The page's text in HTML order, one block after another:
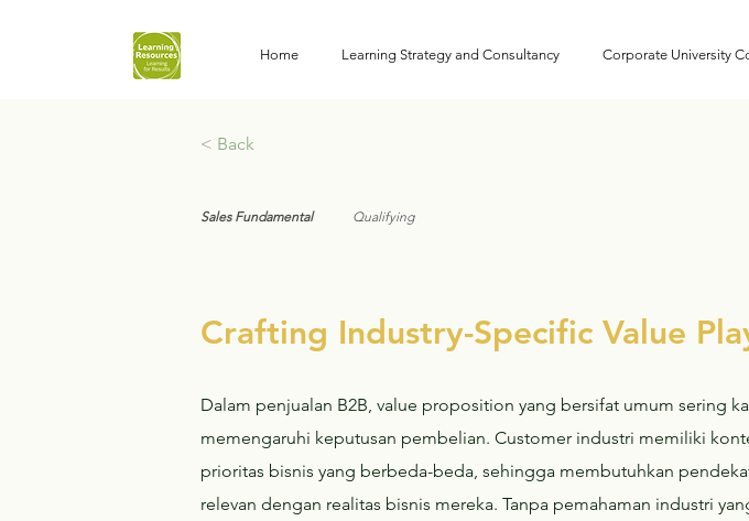
Home Learning Strategy and Consultancy Corporate University
< Back
Sales Fundamental Qualifying
Crafting Industry-Specific Value
Dalam penjualan B2B, value proposition yang bersifat umum sering
memengaruhi keputusan pembelian. Customer industri memiliki
prioritas bisnis yang berbeda-beda, sehingga membutuhkan
relevan dengan realitas bisnis mereka. Tanpa pemahaman industri